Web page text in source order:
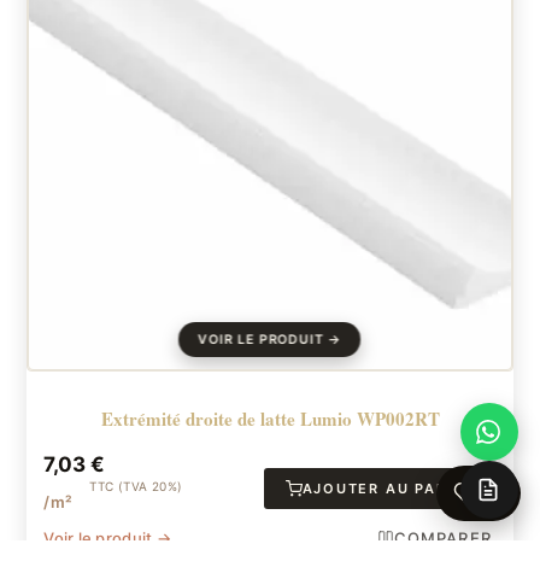
Extrémité droite de latte Lumio WP002RT
7,03€
TTC (TVA 20%)
/m²
AJOUTER AU PANIER
Voir le produit → COMPARER
0